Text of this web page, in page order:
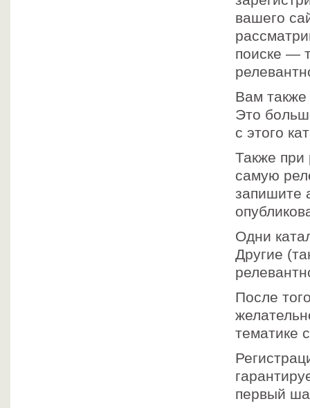
вашего
поиске —
Вам также
Это
с этого
Также при
самую
запишите
Одни
Другие
После
тематике
первый